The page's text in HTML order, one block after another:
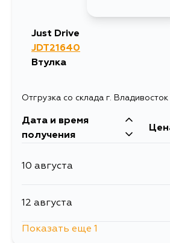
Just Drive
JDT21640
Втулка
Отгрузка со склада г. Владивосток
Дата и время
получения
10 августа
12 августа
Показать еще 1